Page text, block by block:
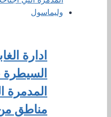
ادارة
السيطرة
المدمرة
مناطق من